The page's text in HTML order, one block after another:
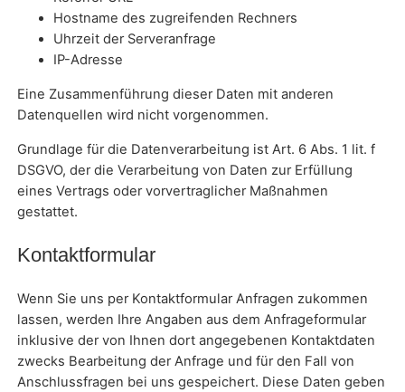
Hostname des zugreifenden Rechners
Uhrzeit der Serveranfrage
IP-Adresse
Eine Zusammenführung dieser Daten mit anderen
Datenquellen wird nicht vorgenommen.
Grundlage für die Datenverarbeitung ist Art. 6 Abs. 1 lit. f
DSGVO, der die Verarbeitung von Daten zur Erfüllung
eines Vertrags oder vorvertraglicher Maßnahmen
gestattet.
Kontaktformular
Wenn Sie uns per Kontaktformular Anfragen zukommen
lassen, werden Ihre Angaben aus dem Anfrageformular
inklusive der von Ihnen dort angegebenen Kontaktdaten
zwecks Bearbeitung der Anfrage und für den Fall von
Anschlussfragen bei uns gespeichert. Diese Daten geben